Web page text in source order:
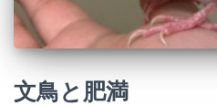
文鳥と肥満